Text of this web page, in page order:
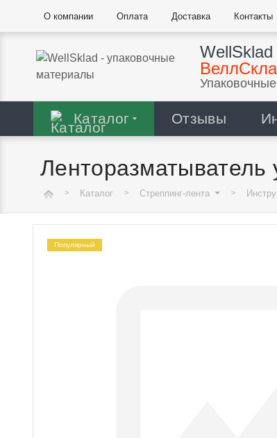
О компании Оплата Доставка Контакты
WellSklad
Каталог Отзывы
Ленторазматыватель
Каталог Стреппинг-лента
Популярный